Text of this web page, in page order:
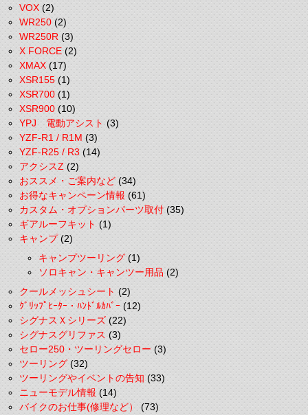
VOX(2)
WR250(2)
WR250R(3)
X FORCE(2)
XMAX(17)
XSR155(1)
XSR700(1)
XSR900(10)
YPJ 電動アシスト(3)
YZF-R1 / R1M(3)
YZF-R25 / R3(14)
アクシスZ(2)
おススメ・ご案内など(34)
お得なキャンペーン情報(61)
カスタム・オプションパーツ取付(35)
ギアルーフキット(1)
キャンプ(2)
キャンプツーリング(1)
ソロキャン・キャンツー用品(2)
クールメッシュシート(2)
ｸﾞﾘｯﾌﾟﾋｰﾀｰ・ﾊﾝﾄﾞﾙｶﾊﾞｰ(12)
シグナスＸシリーズ(22)
シグナスグリファス(3)
セロー250・ツーリングセロー(3)
ツーリング(32)
ツーリングやイベントの告知(33)
ニューモデル情報(14)
バイクのお仕事(修理など）(73)